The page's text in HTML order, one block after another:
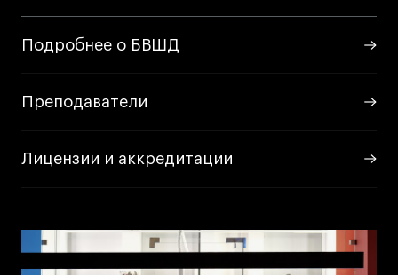
Подробнее о БВШД
Преподаватели
Лицензии и аккредитации